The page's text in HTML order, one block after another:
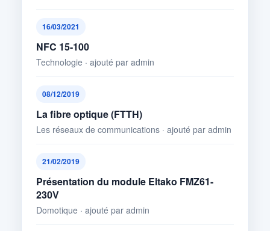
16/03/2021
NFC 15-100
Technologie · ajouté par admin
08/12/2019
La fibre optique (FTTH)
Les réseaux de communications · ajouté par admin
21/02/2019
Présentation du module Eltako FMZ61-
230V
Domotique · ajouté par admin